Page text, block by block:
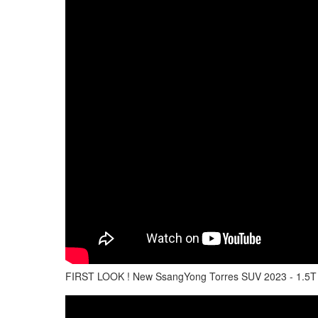
FIRST LOOK ! New SsangYong Torres SUV 2023 -